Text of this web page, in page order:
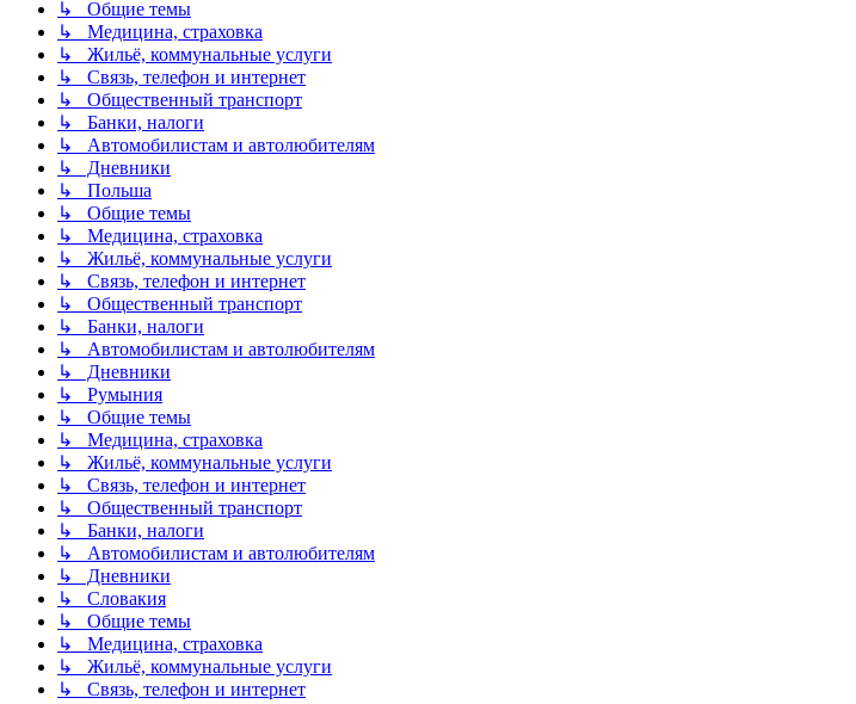
↳ Общие темы
↳ Медицина, страховка
↳ Жильё, коммунальные услуги
↳ Связь, телефон и интернет
↳ Общественный транспорт
↳ Банки, налоги
↳ Автомобилистам и автолюбителям
↳ Дневники
↳ Польша
↳ Общие темы
↳ Медицина, страховка
↳ Жильё, коммунальные услуги
↳ Связь, телефон и интернет
↳ Общественный транспорт
↳ Банки, налоги
↳ Автомобилистам и автолюбителям
↳ Дневники
↳ Румыния
↳ Общие темы
↳ Медицина, страховка
↳ Жильё, коммунальные услуги
↳ Связь, телефон и интернет
↳ Общественный транспорт
↳ Банки, налоги
↳ Автомобилистам и автолюбителям
↳ Дневники
↳ Словакия
↳ Общие темы
↳ Медицина, страховка
↳ Жильё, коммунальные услуги
↳ Связь, телефон и интернет